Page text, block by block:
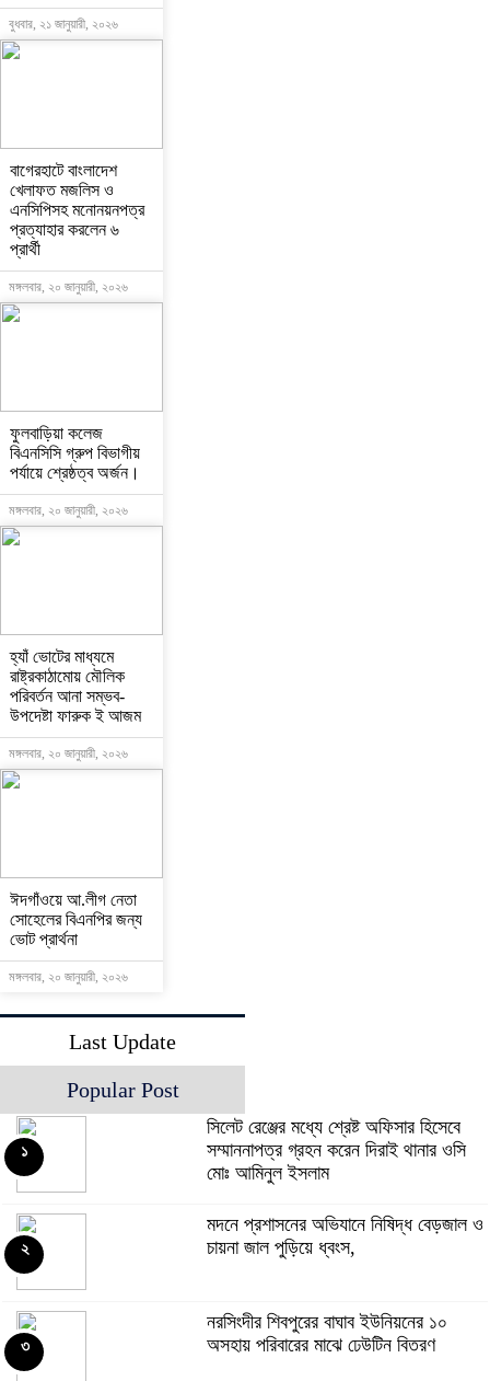
বুধবার, ২১ জানুয়ারী, ২০২৬
বাগেরহাটে বাংলাদেশ
খেলাফত মজলিস ও
এনসিপিসহ মনোনয়নপত্র
প্রত্যাহার করলেন ৬
প্রার্থী
মঙ্গলবার, ২০ জানুয়ারী, ২০২৬
ফুলবাড়িয়া কলেজ
বিএনসিসি গ্রুপ বিভাগীয়
পর্যায়ে শ্রেষ্ঠত্ব অর্জন।
মঙ্গলবার, ২০ জানুয়ারী, ২০২৬
হ্যাঁ ভোটের মাধ্যমে
রাষ্ট্রকাঠামোয় মৌলিক
পরিবর্তন আনা সম্ভব-
উপদেষ্টা ফারুক ই আজম
মঙ্গলবার, ২০ জানুয়ারী, ২০২৬
ঈদগাঁওয়ে আ.লীগ নেতা
সোহেলের বিএনপির জন্য
ভোট প্রার্থনা
মঙ্গলবার, ২০ জানুয়ারী, ২০২৬
Last Update
Popular Post
সিলেট রেঞ্জের মধ্যে শ্রেষ্ট অফিসার হিসেবে
সম্মাননাপত্র গ্রহন করেন দিরাই থানার ওসি
মোঃ আমিনুল ইসলাম
১
মদনে প্রশাসনের অভিযানে নিষিদ্ধ বেড়জাল ও
চায়না জাল পুড়িয়ে ধ্বংস,
২
নরসিংদীর শিবপুরের বাঘাব ইউনিয়নের ১০
অসহায় পরিবারের মাঝে ঢেউটিন বিতরণ
৩